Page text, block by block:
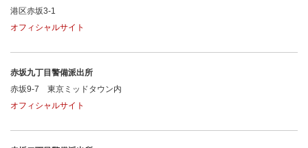
港区赤坂3-1
オフィシャルサイト
赤坂九丁目警備派出所
赤坂9-7 東京ミッドタウン内
オフィシャルサイト